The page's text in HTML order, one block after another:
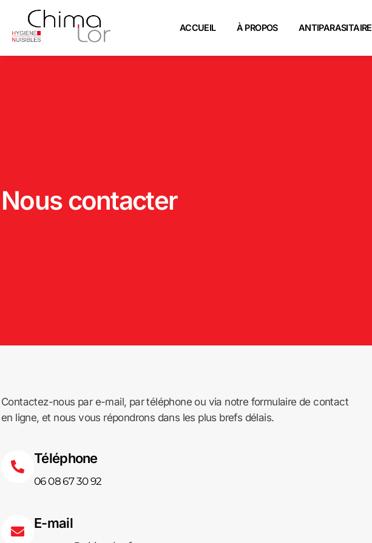
ACCUEIL À PROPOS ANTIPARASITAIRE
Nous contacter
Contactez-nous par e-mail, par téléphone ou via notre formulaire de contact
en ligne, et nous vous répondrons dans les plus brefs délais.
Téléphone
06 08 67 30 92
E-mail